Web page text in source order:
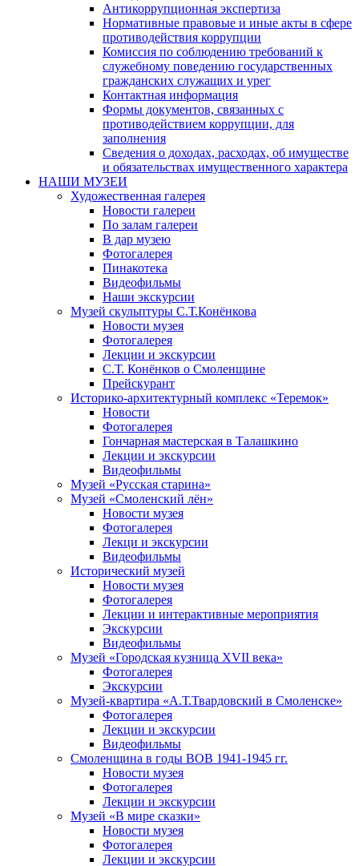
Антикоррупционная экспертиза
Нормативные правовые и иные акты в сфере
противодействия коррупции
Комиссия по соблюдению требований к
служебному поведению государственных
гражданских служащих и урег
Контактная информация
Формы документов, связанных с
противодействием коррупции, для
заполнения
Сведения о доходах, расходах, об имуществе
и обязательствах имущественного характера
НАШИ МУЗЕИ
Художественная галерея
Новости галереи
По залам галереи
В дар музею
Фотогалерея
Пинакотека
Видеофильмы
Наши экскурсии
Музей скульптуры С.Т.Конёнкова
Новости музея
Фотогалерея
Лекции и экскурсии
С.Т. Конёнков о Смоленщине
Прейскурант
Историко-архитектурный комплекс «Теремок»
Новости
Фотогалерея
Гончарная мастерская в Талашкино
Лекции и экскурсии
Видеофильмы
Музей «Русская старина»
Музей «Смоленский лён»
Новости музея
Фотогалерея
Лекци и экскурсии
Видеофильмы
Исторический музей
Новости музея
Фотогалерея
Лекции и интерактивные мероприятия
Экскурсии
Видеофильмы
Музей «Городская кузница XVII века»
Фотогалерея
Экскурсии
Музей-квартира «А.Т.Твардовский в Смоленске»
Фотогалерея
Лекции и экскурсии
Видеофильмы
Смоленщина в годы ВОВ 1941-1945 гг.
Новости музея
Фотогалерея
Лекции и экскурсии
Музей «В мире сказки»
Новости музея
Фотогалерея
Лекции и экскурсии